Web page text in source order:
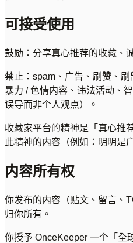
可接受使用
鼓励：分享真心推荐的收藏、
禁止：spam、广告、刷赞、刷
暴力 / 色情内容、违法活动、
误导而非个人观点）。
收藏家平台的精神是「真心推
此精神的内容（例如：明明是
内容所有权
你发布的内容（贴文、留言、
归你所有。
你授予 OnceKeeper 一个「全